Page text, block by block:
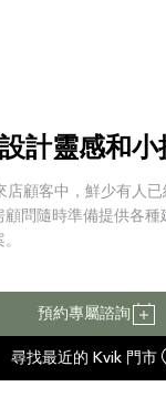
計靈感和小
店顧客中，鮮少有人
顧問隨時準備提供各種
預約專屬諮詢
尋找最近的 Kvik 門市